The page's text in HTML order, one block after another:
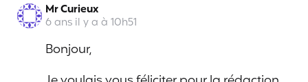
Mr Curieux
6 ans il y a à 10h51
Bonjour,